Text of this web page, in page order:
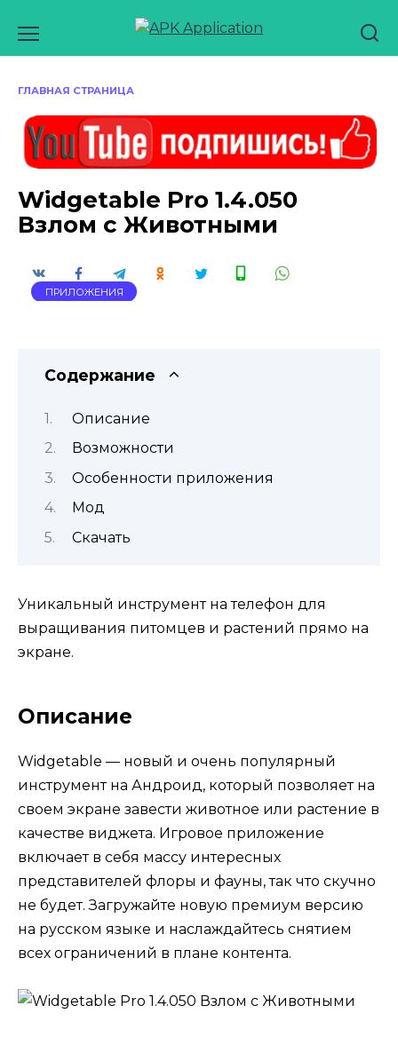
содержанию
ГЛАВНАЯ СТРАНИЦА
Widgetable Pro 1.4.050
Взлом с Животными
ПРИЛОЖЕНИЯ
Содержание
Описание
Возможности
Особенности приложения
Мод
Скачать
Уникальный инструмент на телефон для
выращивания питомцев и растений прямо на
экране.
Описание
Widgetable — новый и очень популярный
инструмент на Андроид, который позволяет на
своем экране завести животное или растение в
качестве виджета. Игровое приложение
включает в себя массу интересных
представителей флоры и фауны, так что скучно
не будет. Загружайте новую премиум версию
на русском языке и наслаждайтесь снятием
всех ограничений в плане контента.